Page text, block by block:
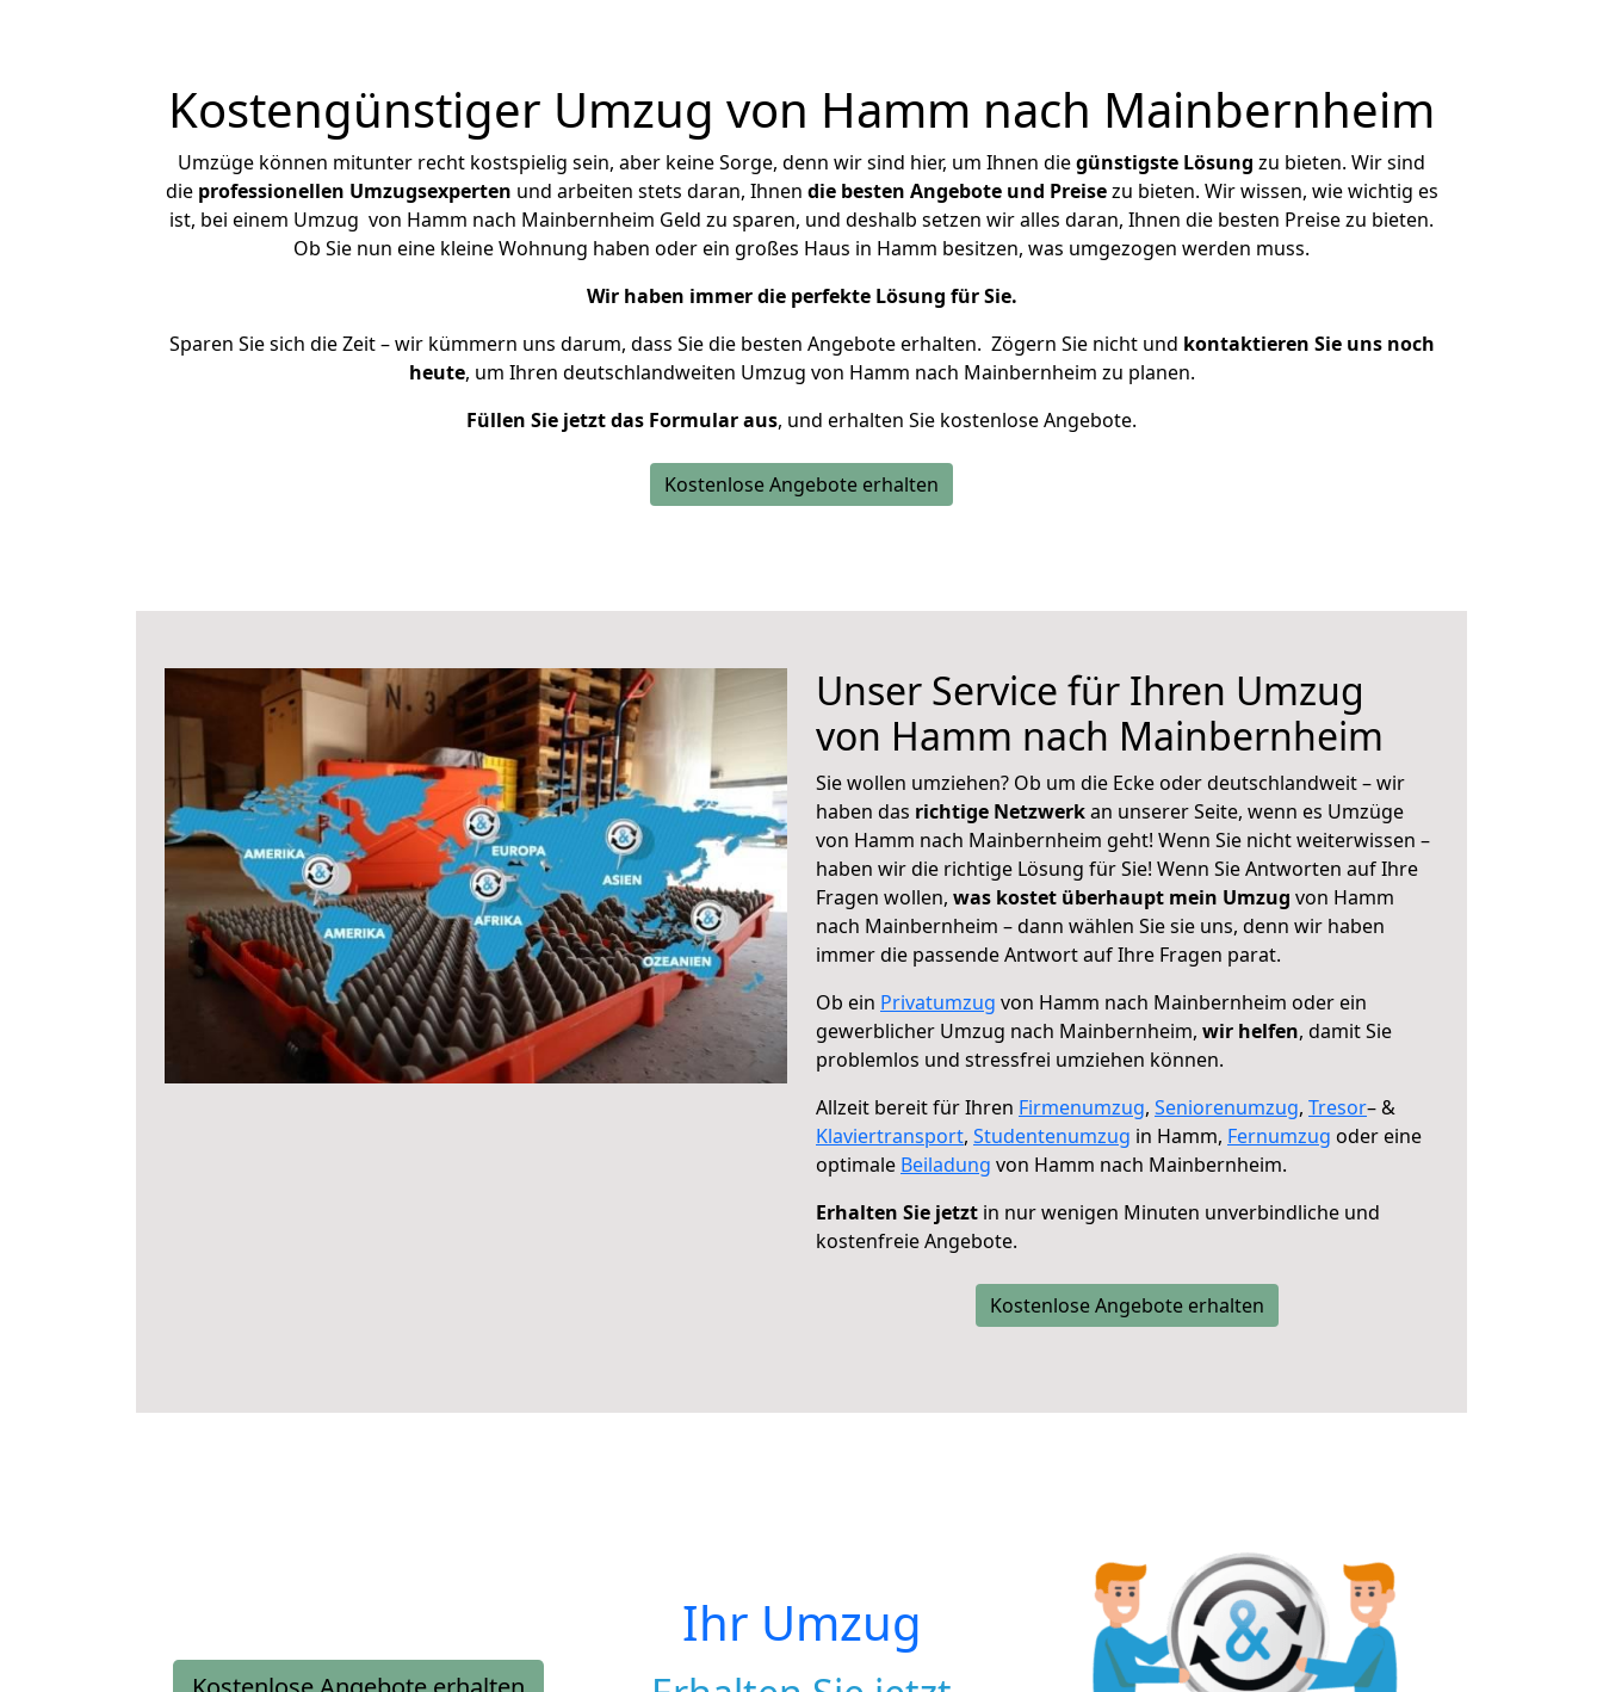
Kostengünstiger Umzug von Hamm nach Mainbernheim
Umzüge können mitunter recht kostspielig sein, aber keine Sorge, denn wir sind hier, um Ihnen diegünstigste Lösung zu bieten. Wir sind
die professionellen Umzugsexperten und arbeiten stets daran, Ihnen die besten Angebote und Preisezu bieten. Wir wissen, wie wichtig es
ist, bei einem Umzug von Hamm nach Mainbernheim Geld zu sparen, und deshalb setzen wir alles daran, Ihnen die besten Preise zu bieten.
Ob Sie nun eine kleine Wohnung haben oder ein großes Haus in Hamm besitzen, was umgezogen werden muss.
Wir haben immer die perfekte Lösung für Sie.
Sparen Sie sich die Zeit – wir kümmern uns darum, dass Sie die besten Angebote erhalten. Zögern Sie nicht und kontaktieren Sie uns noch
heute, um Ihren deutschlandweiten Umzug von Hamm nach Mainbernheim zu planen.
Füllen Sie jetzt das Formular aus, und erhalten Sie kostenlose Angebote.
Kostenlose Angebote erhalten
Unser Service für Ihren Umzug
von Hamm nach Mainbernheim
Sie wollen umziehen? Ob um die Ecke oder deutschlandweit – wir
haben das richtige Netzwerkan unserer Seite, wenn es Umzüge
von Hamm nach Mainbernheim geht! Wenn Sie nicht weiterwissen –
haben wir die richtige Lösung für Sie! Wenn Sie Antworten auf Ihre
Fragen wollen, was kostet überhaupt mein Umzug von Hamm
nach Mainbernheim – dann wählen Sie sie uns, denn wir haben
immer die passende Antwort auf Ihre Fragen parat.
Ob ein Privatumzug von Hamm nach Mainbernheim oder ein
gewerblicher Umzug nach Mainbernheim, wir helfen, damit Sie
problemlos und stressfrei umziehen können.
Allzeit bereit für Ihren Firmenumzug, Seniorenumzug, Tresor– &
Klaviertransport, Studentenumzug in Hamm, Fernumzug oder eine
optimale Beiladung von Hamm nach Mainbernheim.
Erhalten Sie jetzt in nur wenigen Minuten unverbindliche und
kostenfreie Angebote.
Kostenlose Angebote erhalten
Ihr Umzug